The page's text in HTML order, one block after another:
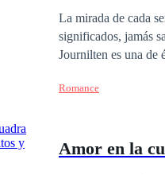
La mirada de cada
significados, jamás
Journilten es una de
hasta gente
actuaba de forma
Romance
Amor en la